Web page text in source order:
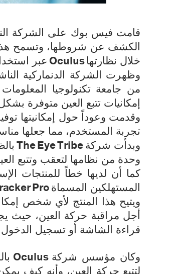
قامت فيس بوك على الشركة
الكشف عن شروطها، وتسمح
خلال نظارتها Oculus عبر
من جامعة تكنولوجيا
إمكانيات تتبع العين متوفرة
وقدمت وعوداً حول إمكانيتها
تجربة المستخدم، مما جعلها
وبدأت شركة The Eye Tribe
وحدة من نظامها لتعقب وتتبع
كما أن لديها خطاً للمنتجات
المستهلكين المسماة Pro
ويتيح هذا المنتج لأي شخص
أجل مراقبة حركة العين،
قراءة الشاشة أو تسجيل
وكان مؤسس شركة Oculus
لتتبع حركة العين، وأنه كيف